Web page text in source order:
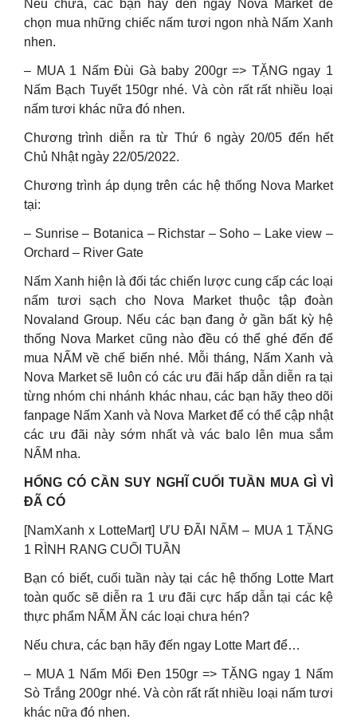
Nếu chưa, các bạn hãy đến ngay Nova Market để
chọn mua những chiếc nấm tươi ngon nhà Nấm Xanh
nhen.
– MUA 1 Nấm Đùi Gà baby 200gr => TẶNG ngay 1
Nấm Bạch Tuyết 150gr nhé. Và còn rất rất nhiều loại
nấm tươi khác nữa đó nhen.
Chương trình diễn ra từ Thứ 6 ngày 20/05 đến hết
Chủ Nhật ngày 22/05/2022.
Chương trình áp dụng trên các hệ thống Nova Market
tại:
– Sunrise – Botanica – Richstar – Soho – Lake view –
Orchard – River Gate
Nấm Xanh hiện là đối tác chiến lược cung cấp các loại
nấm tươi sạch cho Nova Market thuộc tập đoàn
Novaland Group. Nếu các bạn đang ở gần bất kỳ hệ
thống Nova Market cũng nào đều có thể ghé đến để
mua NẤM về chế biến nhé. Mỗi tháng, Nấm Xanh và
Nova Market sẽ luôn có các ưu đãi hấp dẫn diễn ra tại
từng nhóm chi nhánh khác nhau, các bạn hãy theo dõi
fanpage Nấm Xanh và Nova Market để có thể cập nhật
các ưu đãi này sớm nhất và vác balo lên mua sắm
NẤM nha.
HỔNG CÓ CẦN SUY NGHĨ CUỐI TUẦN MUA GÌ VÌ
ĐÃ CÓ
[NamXanh x LotteMart] ƯU ĐÃI NẤM – MUA 1 TẶNG
1 RÌNH RANG CUỐI TUẦN
Bạn có biết, cuối tuần này tại các hệ thống Lotte Mart
toàn quốc sẽ diễn ra 1 ưu đãi cực hấp dẫn tại các kệ
thực phẩm NẤM ĂN các loại chưa hén?
Nếu chưa, các bạn hãy đến ngay Lotte Mart để…
– MUA 1 Nấm Mối Đen 150gr => TẶNG ngay 1 Nấm
Sò Trắng 200gr nhé. Và còn rất rất nhiều loại nấm tươi
khác nữa đó nhen.